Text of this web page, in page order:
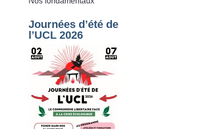
Journées d’été de
l’UCL 2026